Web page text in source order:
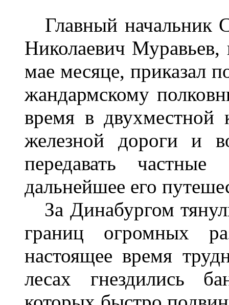
Главный начальник
Николаевич Муравьев,
мае месяце, приказал
жандармскому
время в двухместной
железной дороги и
передавать
дальнейшее его
За Динабургом
границ огромных
настоящее время
лесах гнездились